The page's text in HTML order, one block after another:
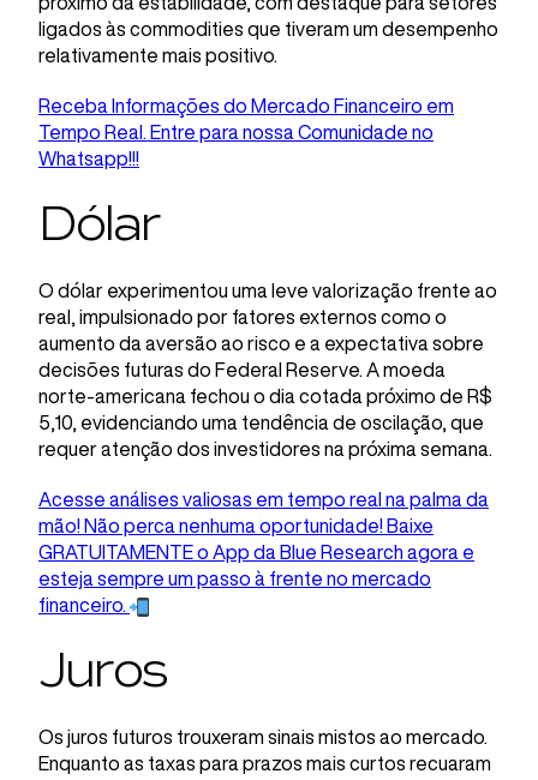
ligados às commodities que tiveram um desempenho
relativamente mais positivo.
Receba Informações do Mercado Financeiro em
Tempo Real. Entre para nossa Comunidade no
Whatsapp!!!
Dólar
O dólar experimentou uma leve valorização frente ao
real, impulsionado por fatores externos como o
aumento da aversão ao risco e a expectativa sobre
decisões futuras do Federal Reserve. A moeda
norte-americana fechou o dia cotada próximo de R$
5,10, evidenciando uma tendência de oscilação, que
requer atenção dos investidores na próxima semana.
Acesse análises valiosas em tempo real na palma da
mão! Não perca nenhuma oportunidade! Baixe
GRATUITAMENTE o App da Blue Research agora e
esteja sempre um passo à frente no mercado
financeiro.
Juros
Os juros futuros trouxeram sinais mistos ao mercado.
Enquanto as taxas para prazos mais curtos recuaram